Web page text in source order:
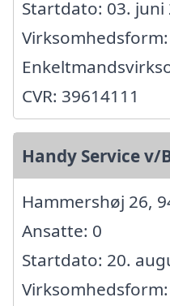
Startdato: 03. juni
Virksomhedsform:
CVR: 39614111
Handy Service v/
Hammershøj 26,
Ansatte: 0
Startdato: 20.
Virksomhedsform: